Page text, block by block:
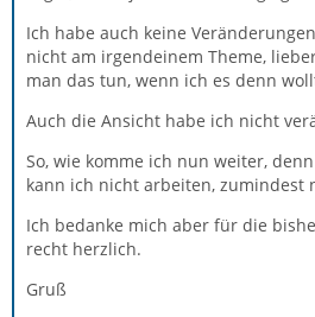
Ich habe auch keine
nicht am irgendeinem Theme,
man das tun, wenn ich es denn
Auch die Ansicht habe ich nicht
So, wie komme ich nun weiter,
kann ich nicht arbeiten, zumindest
Ich bedanke mich aber für die
recht herzlich.
Gruß